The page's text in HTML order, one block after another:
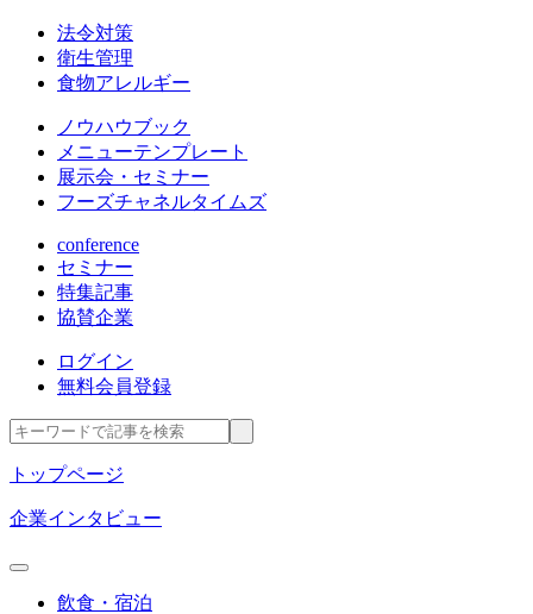
法令対策
衛生管理
食物アレルギー
ノウハウブック
メニューテンプレート
展示会・セミナー
フーズチャネルタイムズ
conference
セミナー
特集記事
協賛企業
ログイン
無料会員登録
トップページ
企業インタビュー
飲食・宿泊